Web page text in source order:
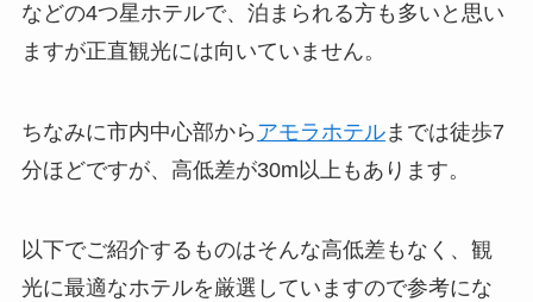
などの4つ星ホテルで、泊まられる方も多いと思い
ますが正直観光には向いていません。
ちなみに市内中心部から アモラホテルまでは徒歩7
分ほどですが、高低差が30m以上もあります。
以下でご紹介するものはそんな高低差もなく、観
光に最適なホテルを厳選していますので参考にな